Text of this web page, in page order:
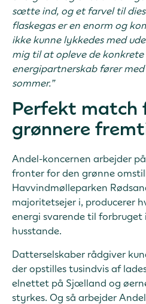
sætte ind, og et farvel til
flaskegas er en enorm og
ikke kunne lykkedes med
mig til at opleve de
energipartnerskab fører
sommer.”
Perfekt match
grønnere
Andel-koncernen arbejder
fronter for den grønne
Havvindmølleparken
majoritetsejer i, producerer
energi svarende til forbruget
husstande.
Datterselskaber rådgiver
der opstilles tusindvis af
elnettet på Sjælland og
styrkes. Og så arbejder